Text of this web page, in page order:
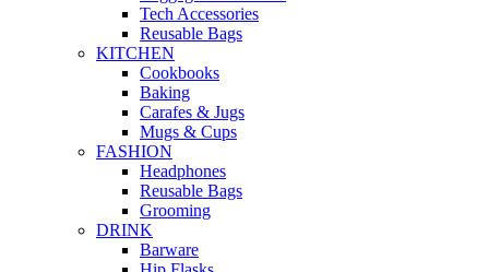
Tech Accessories
Reusable Bags
KITCHEN
Cookbooks
Baking
Carafes & Jugs
Mugs & Cups
FASHION
Headphones
Reusable Bags
Grooming
DRINK
Barware